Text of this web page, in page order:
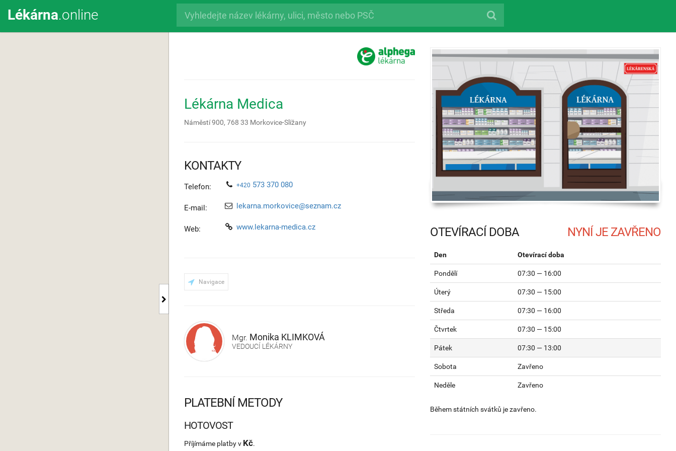
Lékárna.online
Lékárna Medica
Náměstí 900, 768 33 Morkovice-Slížany
KONTAKTY
Telefon: +420 573 370 080
E-mail: lekarna.morkovice@seznam.cz
Web: www.lekarna-medica.cz
Navigace
Mgr. Monika KLIMKOVÁ
VEDOUCÍ LÉKÁRNY
OTEVÍRACÍ DOBA
Den Otevírací doba
Pondělí 07:30 — 16:00
Úterý 07:30 — 15:00
Středa 07:30 — 16:00
Čtvrtek 07:30 — 15:00
Pátek 07:30 — 13:00
Sobota Zavřeno
Neděle Zavřeno
Během státních svátků je zavřeno.
PLATEBNÍ METODY
HOTOVOST
Příjímáme platby v Kč.